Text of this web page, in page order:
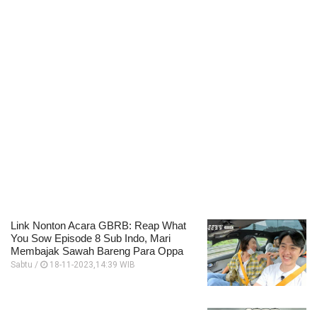
Link Nonton Acara GBRB: Reap What
You Sow Episode 8 Sub Indo, Mari
Membajak Sawah Bareng Para Oppa
Sabtu / 18-11-2023,14:39 WIB